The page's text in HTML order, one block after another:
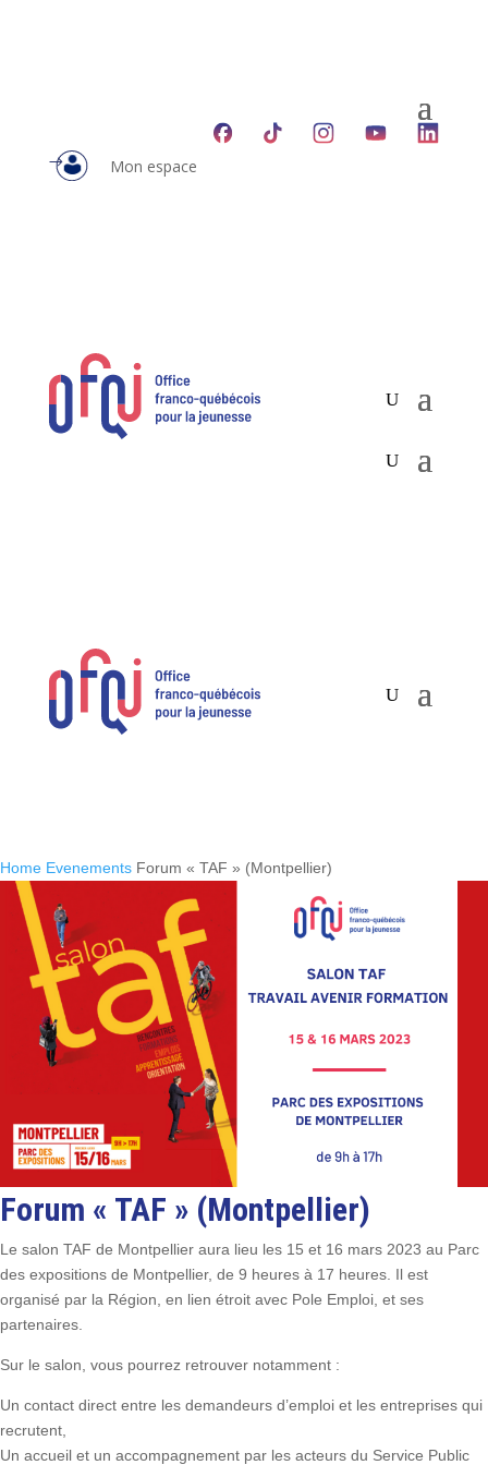
Mon espace
Home Evenements Forum « TAF » (Montpellier)
Forum « TAF » (Montpellier)
Le salon TAF de Montpellier aura lieu les 15 et 16 mars 2023 au Parc
des expositions de Montpellier, de 9 heures à 17 heures. Il est
organisé par la Région, en lien étroit avec Pole Emploi, et ses
partenaires.
Sur le salon, vous pourrez retrouver notamment :
Un contact direct entre les demandeurs d’emploi et les entreprises qui
recrutent,
Un accueil et un accompagnement par les acteurs du Service Public